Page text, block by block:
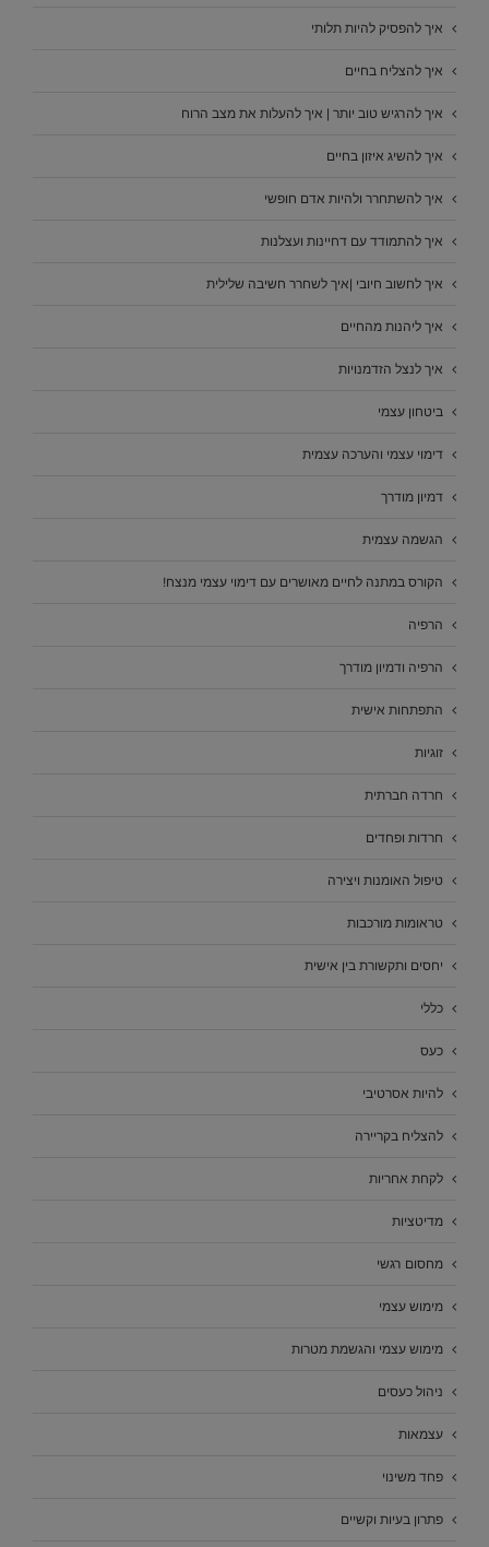
איך להפסיק להיות תלותי
איך להצליח בחיים
איך להרגיש טוב יותר | איך להעלות את מצב הרוח
איך להשיג איזון בחיים
איך להשתחרר ולהיות אדם חופשי
איך להתמודד עם דחיינות ועצלנות
איך לחשוב חיובי |איך לשחרר חשיבה שלילית
איך ליהנות מהחיים
איך לנצל הזדמנויות
ביטחון עצמי
דימוי עצמי והערכה עצמית
דמיון מודרך
הגשמה עצמית
הקורס במתנה לחיים מאושרים עם דימוי עצמי מנצח!
הרפיה
הרפיה ודמיון מודרך
התפתחות אישית
זוגיות
חרדה חברתית
חרדות ופחדים
טיפול האומנות ויצירה
טראומות מורכבות
יחסים ותקשורת בין אישית
כללי
כעס
להיות אסרטיבי
להצליח בקריירה
לקחת אחריות
מדיטציות
מחסום רגשי
מימוש עצמי
מימוש עצמי והגשמת מטרות
ניהול כעסים
עצמאות
פחד משינוי
פתרון בעיות וקשיים